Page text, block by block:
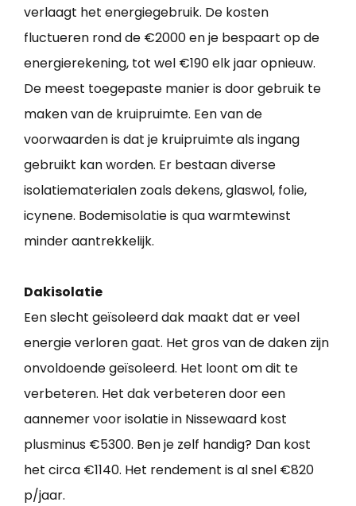
verlaagt het energiegebruik. De kosten
fluctueren rond de €2000 en je bespaart op de
energierekening, tot wel €190 elk jaar opnieuw.
De meest toegepaste manier is door gebruik te
maken van de kruipruimte. Een van de
voorwaarden is dat je kruipruimte als ingang
gebruikt kan worden. Er bestaan diverse
isolatiematerialen zoals dekens, glaswol, folie,
icynene. Bodemisolatie is qua warmtewinst
minder aantrekkelijk.
Dakisolatie
Een slecht geïsoleerd dak maakt dat er veel
energie verloren gaat. Het gros van de daken zijn
onvoldoende geïsoleerd. Het loont om dit te
verbeteren. Het dak verbeteren door een
aannemer voor isolatie in Nissewaard kost
plusminus €5300. Ben je zelf handig? Dan kost
het circa €1140. Het rendement is al snel €820
p/jaar.